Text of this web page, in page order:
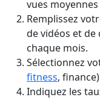
vues
Remplissez
de vidéos et
chaque mois.
Sélectionnez
fitness,
Indiquez les